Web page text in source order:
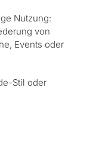
Nutzung:
von
Events oder
Stil oder